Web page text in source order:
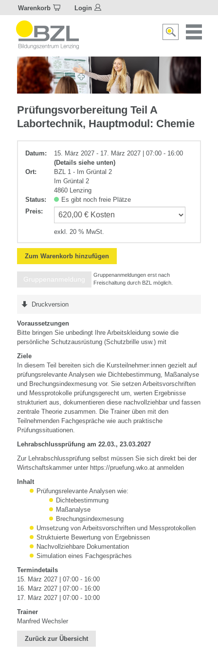
Warenkorb Login
Suche
Chemie
Verfahrenstechnik
Prüfungsvorbereitung Teil A
Labortechnik, Hauptmodul: Chemie
Datum:
15. März 2027 - 17. März 2027 | 07:00 - 16:00
(Details siehe unten)
Ort:
BZL 1 - Im Grüntal 2
Im Grüntal 2
4860 Lenzing
Status:
Es gibt noch freie Plätze
Preis:
exkl. 20 % MwSt.
Zum Warenkorb hinzufügen
Gruppenanmeldung
Gruppenanmeldungen erst nach
Freischaltung durch BZL möglich.
Druckversion
Voraussetzungen
Bitte bringen Sie unbedingt Ihre Arbeitskleidung sowie die
persönliche Schutzausrüstung (Schutzbrille usw.) mit
Ziele
In diesem Teil bereiten sich die Kursteilnehmer:innen gezielt auf
prüfungsrelevante Analysen wie Dichtebestimmung, Maßanalyse
und Brechungsindexmesung vor. Sie setzen Arbeitsvorschriften
und Messprotokolle prüfungsgerecht um, werten Ergebnisse
strukturiert aus, dokumentieren diese nachvollziehbar und fassen
zentrale Theorie zusammen. Die Trainer üben mit den
Teilnehmenden Fachgespräche wie auch praktische
Prüfungssituationen.
Lehrabschlussprüfung am 22.03., 23.03.2027
Zur Lehrabschlussprüfung selbst müssen Sie sich direkt bei der
Wirtschaftskammer unter https://pruefung.wko.at anmelden
Inhalt
Prüfungsrelevante Analysen wie:
Dichtebestimmung
Maßanalyse
Brechungsindexmesung
Umsetzung von Arbeitsvorschriften und Messprotokollen
Struktuierte Bewertung von Ergebnissen
Nachvollziehbare Dokumentation
Simulation eines Fachgespräches
Termindetails
15. März 2027 | 07:00 - 16:00
16. März 2027 | 07:00 - 16:00
17. März 2027 | 07:00 - 10:00
Trainer
Manfred Wechsler
Zurück zur Übersicht